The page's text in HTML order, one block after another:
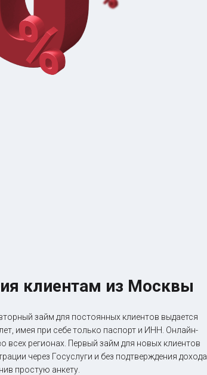
клиентам из Москвы
займ для постоянных клиентов выдается
имея при себе только паспорт и ИНН. Онлайн-
регионах. Первый займ для новых клиентов
через Госуслуги и без подтверждения дохода.
простую анкету.